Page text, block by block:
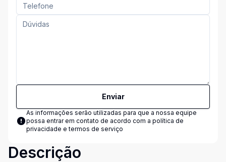
Enviar
As informações serão utilizadas para que a nossa equipe
possa entrar em contato de acordo com a política de
privacidade e termos de serviço
Descrição